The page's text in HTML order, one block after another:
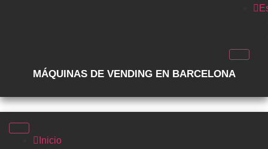
MÁQUINAS DE VENDING EN BARCELONA
Inicio